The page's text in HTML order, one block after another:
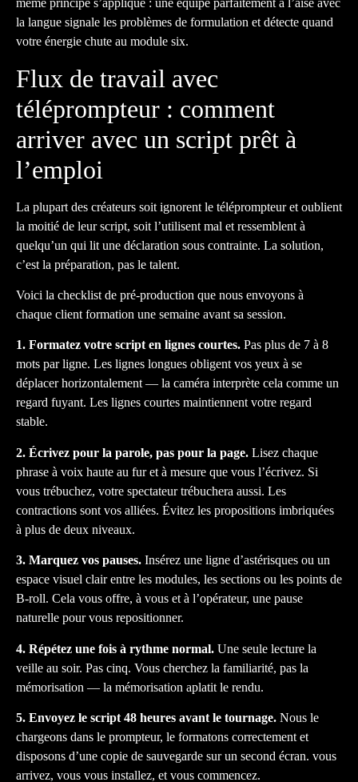
même principe s’applique : une équipe parfaitement à l’aise avec
la langue signale les problèmes de formulation et détecte quand
votre énergie chute au module six.
Flux de travail avec
téléprompteur : comment
arriver avec un script prêt à
l’emploi
La plupart des créateurs soit ignorent le téléprompteur et oublient
la moitié de leur script, soit l’utilisent mal et ressemblent à
quelqu’un qui lit une déclaration sous contrainte. La solution,
c’est la préparation, pas le talent.
Voici la checklist de pré-production que nous envoyons à
chaque client formation une semaine avant sa session.
1. Formatez votre script en lignes courtes. Pas plus de 7 à 8
mots par ligne. Les lignes longues obligent vos yeux à se
déplacer horizontalement — la caméra interprète cela comme un
regard fuyant. Les lignes courtes maintiennent votre regard
stable.
2. Écrivez pour la parole, pas pour la page. Lisez chaque
phrase à voix haute au fur et à mesure que vous l’écrivez. Si
vous trébuchez, votre spectateur trébuchera aussi. Les
contractions sont vos alliées. Évitez les propositions imbriquées
à plus de deux niveaux.
3. Marquez vos pauses. Insérez une ligne d’astérisques ou un
espace visuel clair entre les modules, les sections ou les points de
B-roll. Cela vous offre, à vous et à l’opérateur, une pause
naturelle pour vous repositionner.
4. Répétez une fois à rythme normal. Une seule lecture la
veille au soir. Pas cinq. Vous cherchez la familiarité, pas la
mémorisation — la mémorisation aplatit le rendu.
5. Envoyez le script 48 heures avant le tournage. Nous le
chargeons dans le prompteur, le formatons correctement et
disposons d’une copie de sauvegarde sur un second écran. vous
arrivez, vous vous installez, et vous commencez.